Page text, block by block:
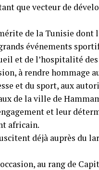
que vecteur de
de la Tunisie dont
événements
et de l’hospitalité des
à rendre hommage
et du sport, aux
de la ville de
et leur
africain.
déjà auprès du
au rang de